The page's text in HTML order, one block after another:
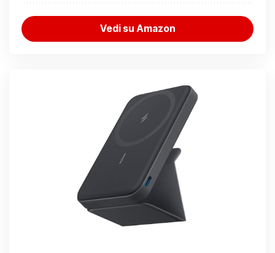
Vedi su Amazon